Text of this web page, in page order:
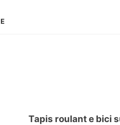
Tapis roulant e bici